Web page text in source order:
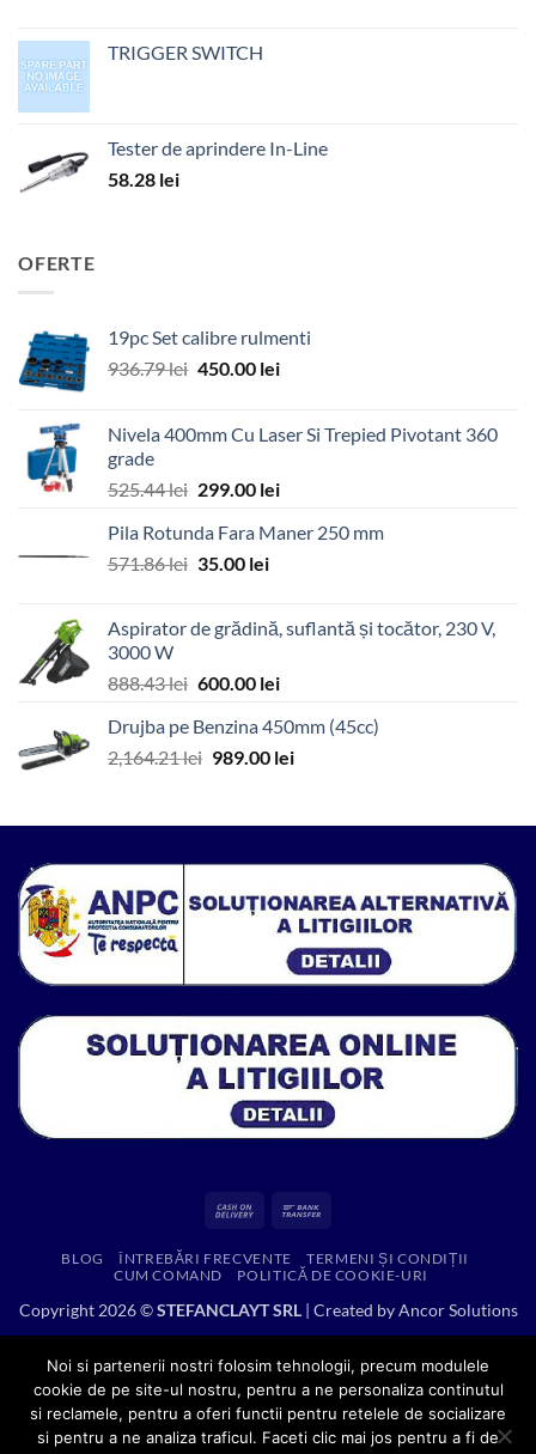
TRIGGER SWITCH
Tester de aprindere In-Line
58.28 lei
OFERTE
19pc Set calibre rulmenti
936.79lei Prețul
fost:
450.00 leiPrețul
450.00 lei.
Nivela 400mm Cu Laser Si Trepied Pivotant 360
grade
525.44lei Prețul
a
fost:
299.00 leiPrețul
este:
Pila Rotunda Fara Maner 250 mm
571.86lei Prețul
fost:
35.00 leiPrețul
35.00 lei.
Aspirator de grădină, suflantă și tocător, 230 V,
3000 W
888.43lei Prețul
a
fost:
600.00 leiPrețul
este:
600.00 lei.
Drujba pe Benzina 450mm (45cc)
2,164.21lei Prețul
fost:
989.00 leiPrețul
989.00 lei.
Cash
Delivery
BLOG ÎNTREBĂRI FRECVENTE
TERMENI ȘI CONDIȚII
CUM COMAND
POLITICĂ DE COOKIE-URI
Copyright 2026 ©STEFANCLAYT SRL| Created byAncor Solutions
Noi si partenerii nostri folosim tehnologii, precum modulele
cookie de pe site-ul nostru, pentru a ne personaliza continutul
si reclamele, pentru a oferi functii pentru retelele de socializare
si pentru a ne analiza traficul. Faceti clic mai jos pentru a fi de